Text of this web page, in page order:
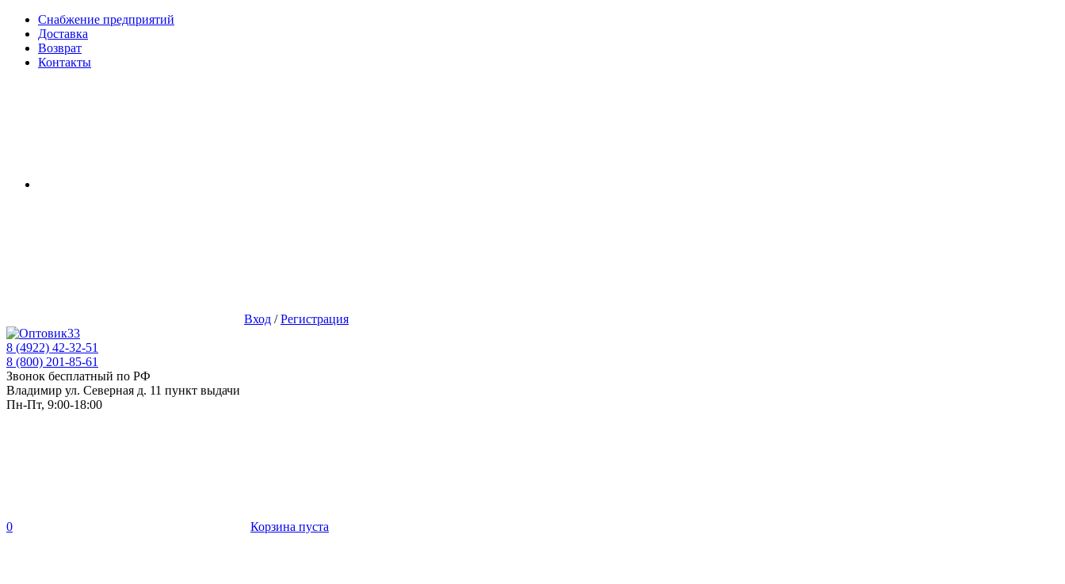
Снабжение предприятий
Доставка
Возврат
Контакты
Вход /Регистрация
8 (4922) 42-32-51
8 (800) 201-85-61
Звонок бесплатный по РФ
Владимир ул. Северная д. 11 пункт выдачи
Пн-Пт, 9:00-18:00
0 Корзина пуста